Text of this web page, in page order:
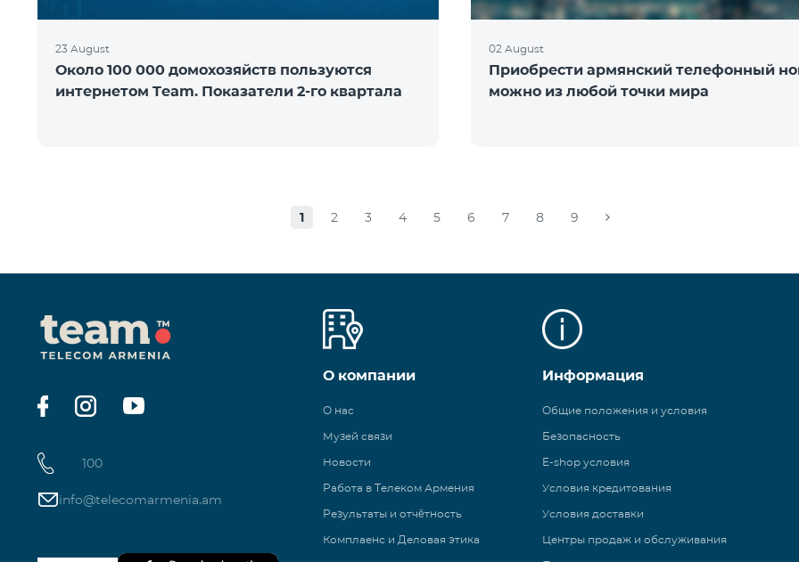
23 August
Около 100 000 домохозяйств пользуются
интернетом Team. Показатели 2-го квартала
02 August
Приобрести армянский телефонный
можно из любой точки мира
1 2 3 4 5 6 7 8 9
100
info@telecomarmenia.am
О компании
О нас
Музей связи
Новости
Работа в Телеком Армения
Результаты и отчётность
Комплаенс и Деловая этика
Информация
Общие положения и условия
Безопасность
E-shop условия
Условия кредитования
Условия доставки
Центры продаж и обслуживания